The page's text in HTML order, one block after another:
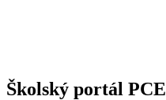
Školský portál PCE